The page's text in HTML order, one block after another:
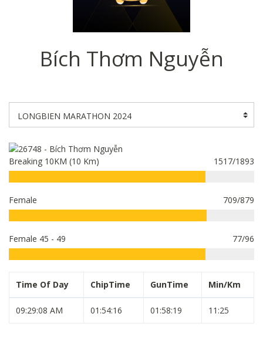
Bích Thơm Nguyễn
Breaking 10KM (10 Km) 1517/1893
Female 709/879
Female 45 - 49 77/96
Time Of Day ChipTime GunTime Min/Km
09:29:08 AM 01:54:16 01:58:19 11:25